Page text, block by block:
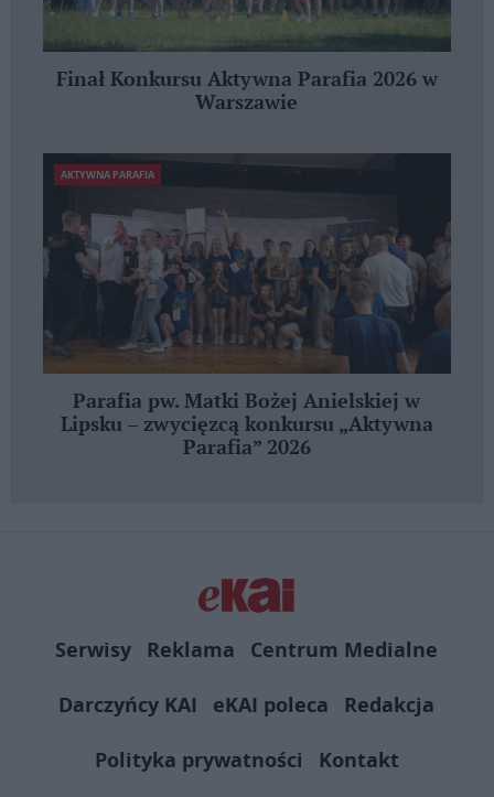
Finał Konkursu Aktywna Parafia 2026 w
Warszawie
AKTYWNA PARAFIA
Parafia pw. Matki Bożej Anielskiej w
Lipsku – zwycięzcą konkursu „Aktywna
Parafia” 2026
Serwisy Reklama
Centrum Medialne
Darczyńcy KAI
eKAI poleca
Redakcja
Polityka prywatności
Kontakt